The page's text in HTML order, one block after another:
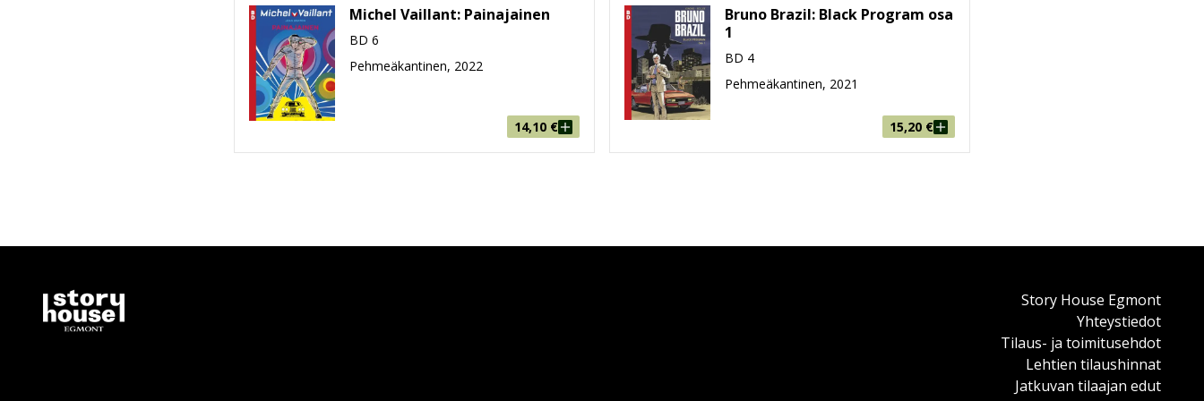
Michel Vaillant: Painajainen
BD 6
Pehmeäkantinen, 2022
14,10 €
Bruno Brazil: Black Program osa
1
BD 4
Pehmeäkantinen, 2021
15,20 €
Story House Egmont
Yhteystiedot
Tilaus- ja toimitusehdot
Lehtien tilaushinnat
Jatkuvan tilaajan edut